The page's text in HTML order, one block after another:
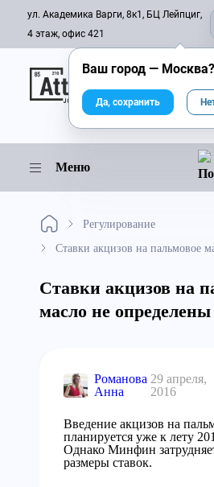
ул. Академика Варги, 8к1, БЦ Лейпциг,
4 этаж, офис 421
Онлайн-журнал
Меню
Регулирование
Ставки акцизов на пальмовое
Ставки акцизов на
масло не определены
Романова
Анна
29 апреля,
2016
Введение акцизов на
планируется уже к лету
Однако Минфин
размеры ставок.
Ваш город — Москва?
Да, сохранить